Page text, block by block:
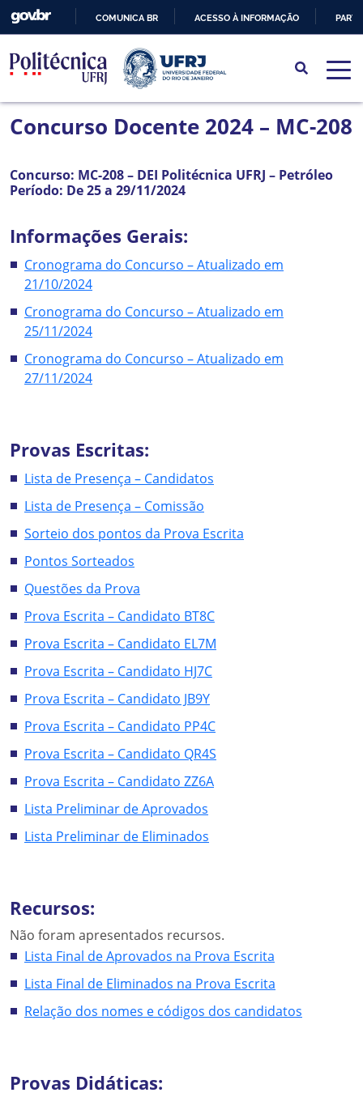
PARA
O
CONTEÚDO
COMUNICA BR ACESSO À INFORMAÇÃO
Concurso Docente 2024 – MC-208
Concurso: MC-208 – DEI Politécnica UFRJ – Petróleo
Período: De 25 a 29/11/2024
Informações Gerais:
Cronograma do Concurso – Atualizado em
21/10/2024
Cronograma do Concurso – Atualizado em
25/11/2024
Cronograma do Concurso – Atualizado em
27/11/2024
Provas Escritas:
Lista de Presença – Candidatos
Lista de Presença – Comissão
Sorteio dos pontos da Prova Escrita
Pontos Sorteados
Questões da Prova
Prova Escrita – Candidato BT8C
Prova Escrita – Candidato EL7M
Prova Escrita – Candidato HJ7C
Prova Escrita – Candidato JB9Y
Prova Escrita – Candidato PP4C
Prova Escrita – Candidato QR4S
Prova Escrita – Candidato ZZ6A
Lista Preliminar de Aprovados
Lista Preliminar de Eliminados
Recursos:
Não foram apresentados recursos.
Lista Final de Aprovados na Prova Escrita
Lista Final de Eliminados na Prova Escrita
Relação dos nomes e códigos dos candidatos
Provas Didáticas: